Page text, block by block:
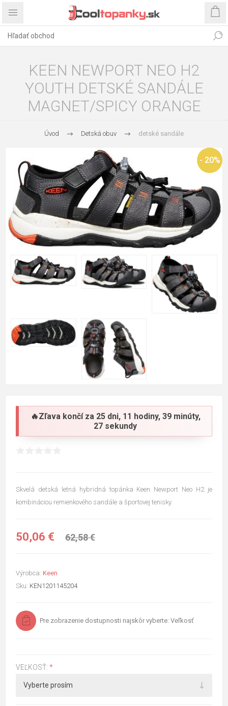
KEEN NEWPORT NEO H2
YOUTH DETSKÉ SANDÁLE
MAGNET/SPICY ORANGE
Úvod Detská obuv detské sandále
- 20%
🔥Zľava končí za 25 dni, 11 hodiny, 39 minúty,
26 sekundy
Skvelá detská letná hybridná topánka Keen Newport Neo H2 je
kombináciou remienkového sandále a športovej tenisky.
50,06 € 62,58 €
Výrobca: Keen
Sku: KEN1201145204
Pre zobrazenie dostupnosti najskôr vyberte: Veľkosť
VEĽKOSŤ: *